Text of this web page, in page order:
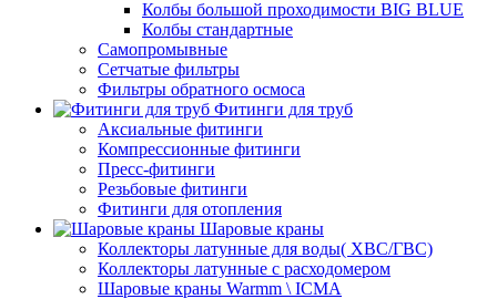
Колбы большой проходимости BIG BLUE
Колбы стандартные
Самопромывные
Сетчатые фильтры
Фильтры обратного осмоса
Фитинги для труб
Аксиальные фитинги
Компрессионные фитинги
Пресс-фитинги
Резьбовые фитинги
Фитинги для отопления
Шаровые краны
Коллекторы латунные для воды( ХВС/ГВС)
Коллекторы латунные с расходомером
Шаровые краны Warmm \ ICMA